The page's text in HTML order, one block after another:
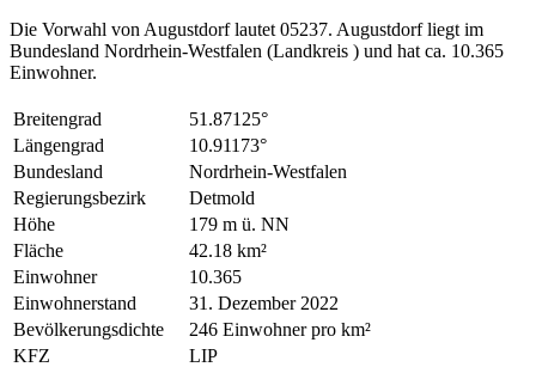
Die Vorwahl von Augustdorf lautet 05237. Augustdorf liegt im
Bundesland Nordrhein-Westfalen (Landkreis ) und hat ca. 10.365
Einwohner.
Breitengrad
51.87125°
Längengrad
10.91173°
Bundesland
Nordrhein-Westfalen
Regierungsbezirk
Detmold
Höhe
179 m ü. NN
Fläche
42.18 km²
Einwohner
10.365
Einwohnerstand
31. Dezember 2022
Bevölkerungsdichte
246 Einwohner pro km²
KFZ
LIP